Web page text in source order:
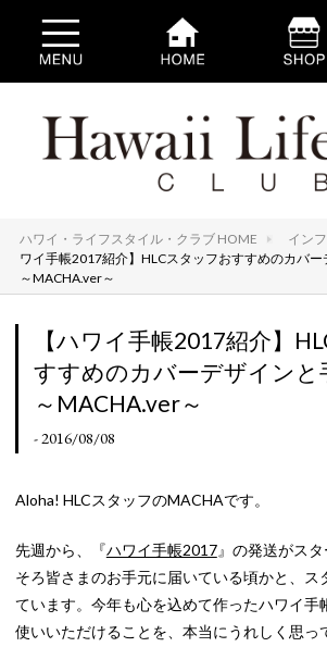
ハワイ・ライフスタイル・クラブ HOME イン
ワイ手帳2017紹介】HLCスタッフおすすめのカバ
～MACHA.ver～
【ハワイ手帳2017紹介】
すすめのカバーデザインと
～MACHA.ver～
- 2016/08/08
Aloha! HLCスタッフのMACHAです。
先週から、『ハワイ手帳2017』の発送がス
そろ皆さまのお手元に届いている頃かと、ス
ています。今年も心を込めて作ったハワイ手
使いいただけることを、本当にうれしく思っ